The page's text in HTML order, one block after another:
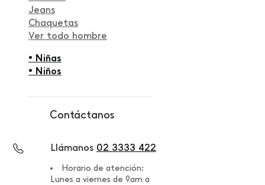
Jeans
Chaquetas
Ver todo hombre
• Niñas
• Niños
Contáctanos
Llámanos 02 3333 422
Horario de atención:
Lunes a viernes de 9am a